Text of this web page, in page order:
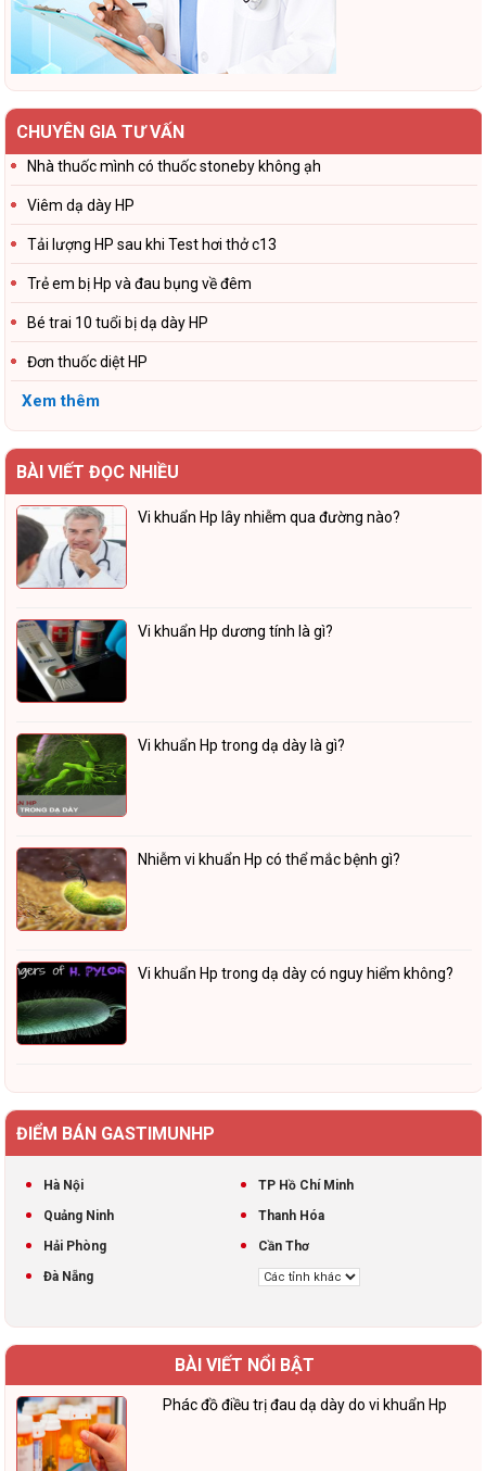
CHUYÊN GIA TƯ VẤN
Nhà thuốc mình có thuốc stoneby không ạh
Viêm dạ dày HP
Tải lượng HP sau khi Test hơi thở c13
Trẻ em bị Hp và đau bụng về đêm
Bé trai 10 tuổi bị dạ dày HP
Đơn thuốc diệt HP
Xem thêm
BÀI VIẾT ĐỌC NHIỀU
Vi khuẩn Hp lây nhiễm qua đường nào?
Vi khuẩn Hp dương tính là gì?
Vi khuẩn Hp trong dạ dày là gì?
Nhiễm vi khuẩn Hp có thể mắc bệnh gì?
Vi khuẩn Hp trong dạ dày có nguy hiểm không?
ĐIỂM BÁN GASTIMUNHP
Hà Nội
TP Hồ Chí Minh
Quảng Ninh
Thanh Hóa
Hải Phòng
Cần Thơ
Đà Nẵng
BÀI VIẾT NỔI BẬT
Phác đồ điều trị đau dạ dày do vi khuẩn Hp